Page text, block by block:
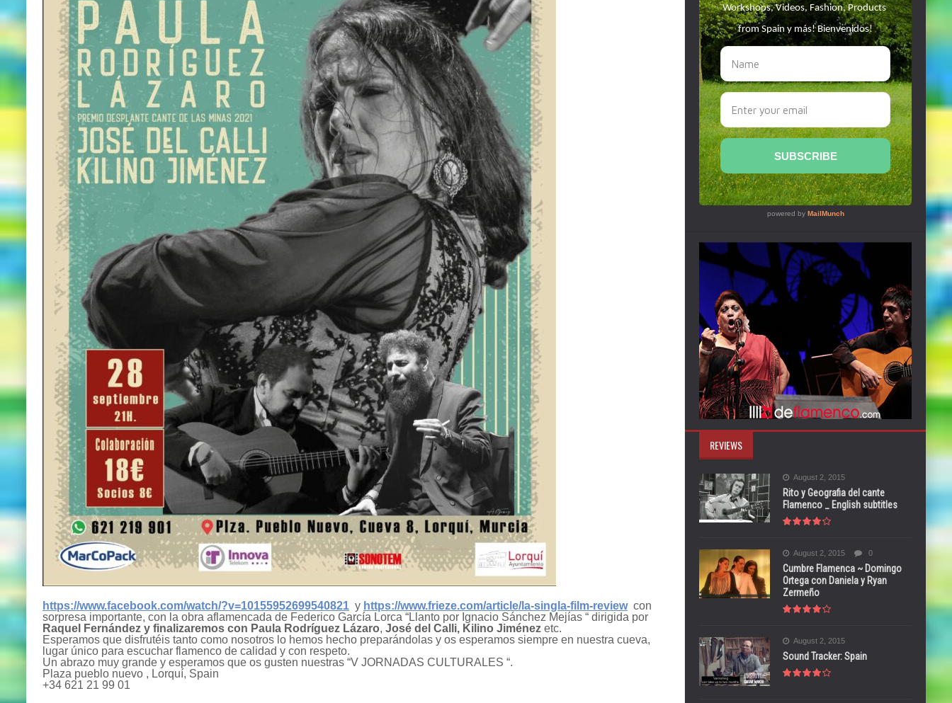
https://www.facebook.com/watch/?v=10155952699540821 y https://www.frieze.com/article/la-singla-film-reviewcon
sorpresa importante, con la obra aflamencada de Federico García Lorca “Llanto por Ignacio Sánchez Mejías “ dirigida por
Raquel Fernández y finalizaremos con Paula Rodríguez Lázaro, José del Calli, Kilino Jiménez etc.
Esperamos que disfrutéis tanto como nosotros lo hemos hecho preparándolas y os esperamos siempre en nuestra cueva,
lugar único para escuchar flamenco de calidad y con respeto.
Un abrazo muy grande y esperamos que os gusten nuestras “V JORNADAS CULTURALES “.
Plaza pueblo nuevo , Lorquí, Spain
+34 621 21 99 01
REVIEWS
August 2, 2015
Rito y Geografia del cante
Flamenco _ English subtitles
August 2, 2015 0
Cumbre Flamenca ~ Domingo
Ortega con Daniela y Ryan
Zermeño
August 2, 2015
Sound Tracker: Spain